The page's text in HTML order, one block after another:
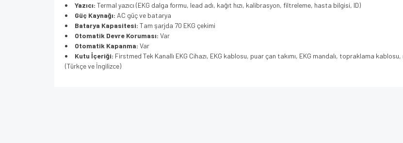
Yazıcı: Termal yazıcı (EKG dalga formu, lead adı, kağıt hızı, kalibrasyon, filtreleme, hasta bilgisi, ID)
Güç Kaynağı: AC güç ve batarya
Batarya Kapasitesi: Tam şarjda 70 EKG çekimi
Otomatik Devre Koruması: Var
Otomatik Kapanma: Var
Kutu İçeriği: Firstmed Tek Kanallı EKG Cihazı, EKG kablosu, puar çan takımı, EKG mandalı, topraklama
(Türkçe ve İngilizce)